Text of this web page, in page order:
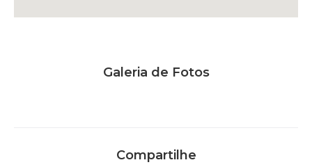
Galeria de Fotos
Compartilhe